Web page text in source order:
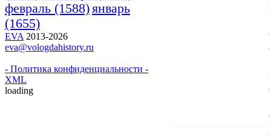
февраль (1588)январь
(1655)
EVA 2013-2026
eva@vologdahistory.ru
- Политика конфиденциальности -
XML
loading